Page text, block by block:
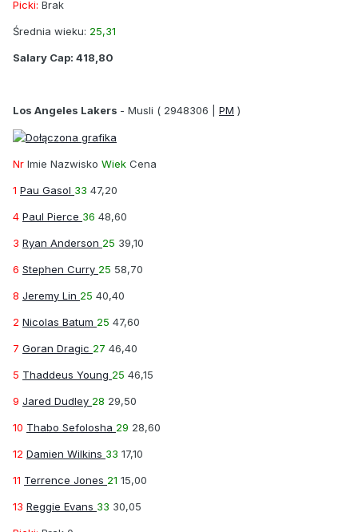
Picki: Brak
Średnia wieku: 25,31
Salary Cap: 418,80
Los Angeles Lakers - Musli ( 2948306 | PM )
Nr Imie Nazwisko Wiek Cena
1 Pau Gasol 33 47,20
4 Paul Pierce 36 48,60
3 Ryan Anderson 25 39,10
6 Stephen Curry 25 58,70
8 Jeremy Lin 25 40,40
2 Nicolas Batum 25 47,60
7 Goran Dragic 27 46,40
5 Thaddeus Young 25 46,15
9 Jared Dudley 28 29,50
10 Thabo Sefolosha 29 28,60
12 Damien Wilkins 33 17,10
11 Terrence Jones 21 15,00
13 Reggie Evans 33 30,05